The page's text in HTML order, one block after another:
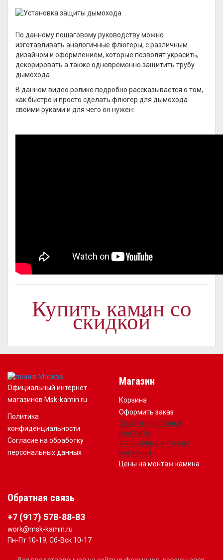
По данному пошаговому руководству можно
изготавливать аналогичные флюгеры, с различным
дизайном и оформлением, которые позволят украсить,
декорировать а также одновременно защитить трубу
дымохода.
В данном видео ролике подробно рассказывается о том,
как быстро и просто сделать флюгер для дымохода
своими руками и для чего он нужен:
Купить камин со
скидкой
Официальный интернет
магазинов Msk-kamin.ru
Политика
конфиденциальности
Согласие на обработку
персональных данных
Магазин
Корзина
Оформить заказ
Оплата и доставка
Контакты
Фальшивые интернет
магазины
Цены на монтаж камина
Обратная связь
+7 (917) 578-88-83
work@msk-kamin.ru
Пн-Пт 10-19, Сб-Вск 10-17